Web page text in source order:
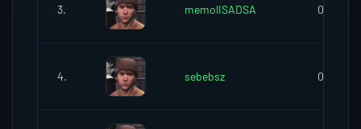
3. memolISADSA 0
4. sebebsz 0